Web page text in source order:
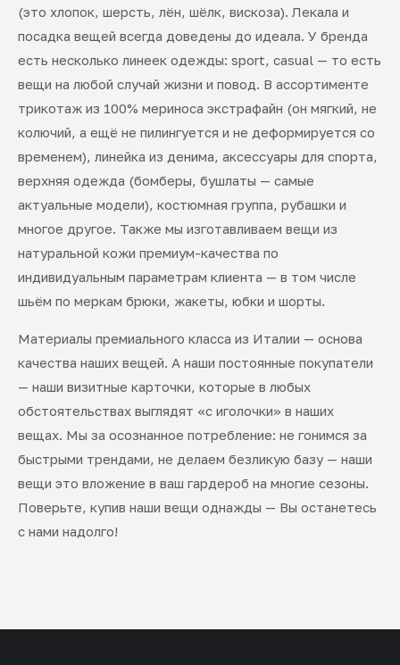
(это хлопок, шерсть, лён, шёлк, вискоза). Лекала и
посадка вещей всегда доведены до идеала. У бренда
есть несколько линеек одежды: sport, casual — то есть
вещи на любой случай жизни и повод. В ассортименте
трикотаж из 100% мериноса экстрафайн (он мягкий, не
колючий, а ещё не пилингуется и не деформируется со
временем), линейка из денима, аксессуары для спорта,
верхняя одежда (бомберы, бушлаты — самые
актуальные модели), костюмная группа, рубашки и
многое другое. Также мы изготавливаем вещи из
натуральной кожи премиум-качества по
индивидуальным параметрам клиента — в том числе
шьём по меркам брюки, жакеты, юбки и шорты.
Материалы премиального класса из Италии — основа
качества наших вещей. А наши постоянные покупатели
— наши визитные карточки, которые в любых
обстоятельствах выглядят «с иголочки» в наших
вещах. Мы за осознанное потребление: не гонимся за
быстрыми трендами, не делаем безликую базу — наши
вещи это вложение в ваш гардероб на многие сезоны.
Поверьте, купив наши вещи однажды — Вы останетесь
с нами надолго!